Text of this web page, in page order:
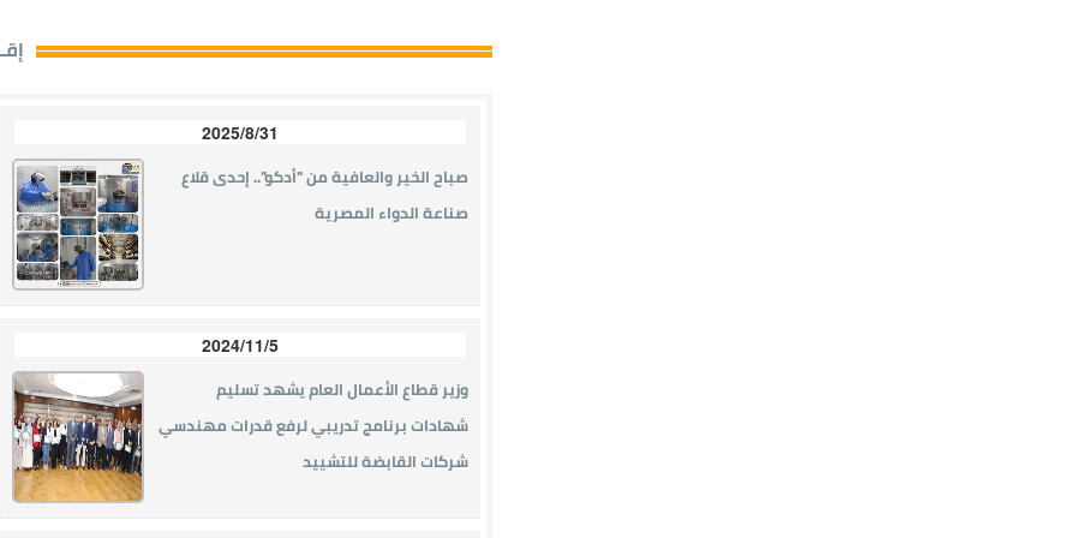
2025/8/31
صباح الخير والعافية من "أدكو".. إحدى قلاع
صناعة الدواء المصرية
2024/11/5
وزير قطاع الأعمال العام يشهد تسليم
شهادات برنامج تدريبي لرفع قدرات مهندسي
شركات القابضة للتشييد